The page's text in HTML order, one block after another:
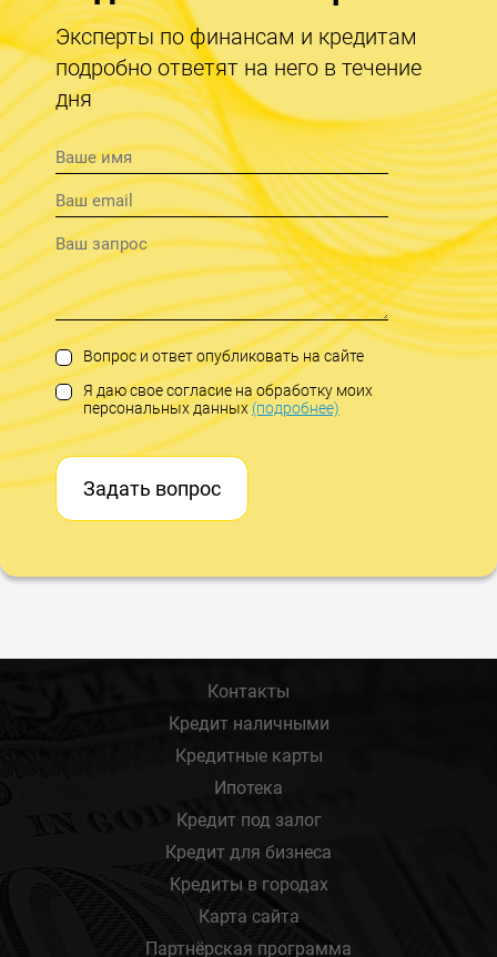
Эксперты по финансам и кредитам
подробно ответят на него в течение
дня
Вопрос и ответ опубликовать на сайте
Я даю свое согласие на обработку моих
персональных данных(подробнее)
Задать вопрос
Контакты
Кредит наличными
Кредитные карты
Ипотека
Кредит под залог
Кредит для бизнеса
Кредиты в городах
Карта сайта
Партнёрская программа